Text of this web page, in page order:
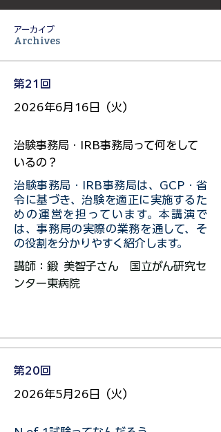
​アーカイブ
Archives
第21回
2026年6月16日（火）
治験事務局・IRB事務局って何をして
いるの？
治験事務局・IRB事務局は、GCP・省
令に基づき、治験を適正に実施するた
めの運営を担っています。本講演で
は、事務局の実際の業務を通して、そ
の役割を分かりやすく紹介します。
​講師：鍛 美智子さん
国立がん研究セ
ンター東病院
第20回
2026年5月26日（火）